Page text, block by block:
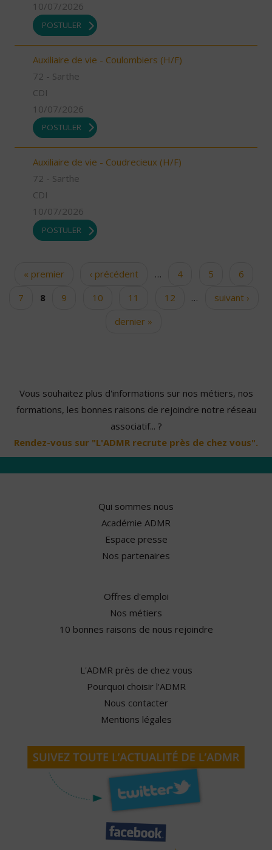
10/07/2026
POSTULER
Auxiliaire de vie - Coulombiers (H/F)
72 - Sarthe
CDI
10/07/2026
POSTULER
Auxiliaire de vie - Coudrecieux (H/F)
72 - Sarthe
CDI
10/07/2026
POSTULER
Pages« premier ‹ précédent … 4 5
6
7
8 9 10 11 12 …
suivant ›
dernier »
Vous souhaitez plus d'informations sur nos métiers, nos
formations, les bonnes raisons de rejoindre notre réseau
associatif... ?
Rendez-vous sur "L'ADMR recrute près de chez vous".
Qui sommes nous
Académie ADMR
Espace presse
Nos partenaires
Offres d'emploi
Nos métiers
10 bonnes raisons de nous rejoindre
L'ADMR près de chez vous
Pourquoi choisir l'ADMR
Nous contacter
Mentions légales